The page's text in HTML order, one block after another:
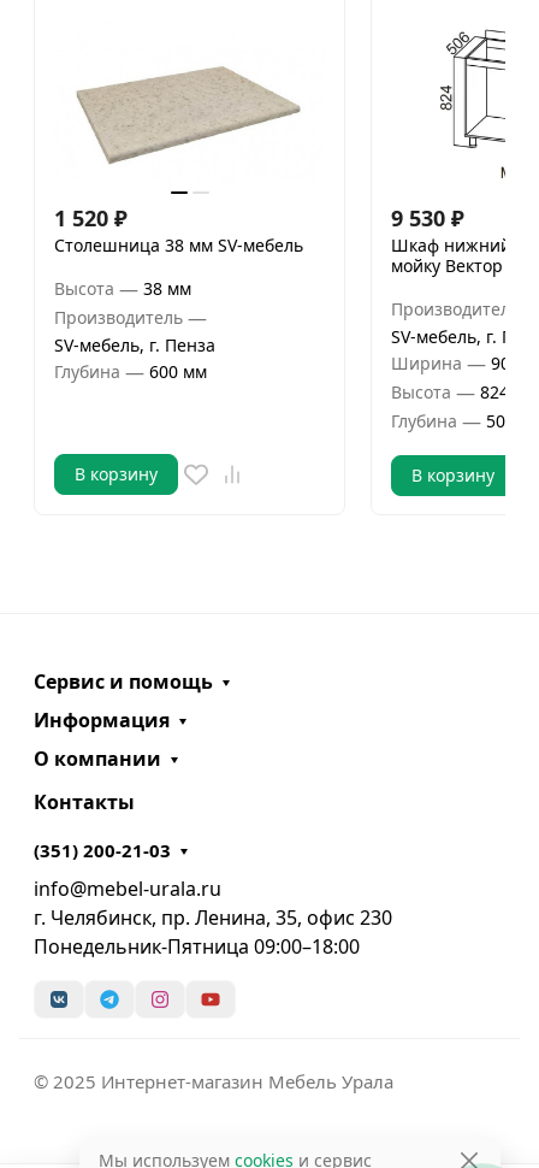
1 520 ₽
Столешница 38 мм SV-мебель
Высота — 38 мм
Производитель —
SV-мебель, г. Пенза
Глубина — 600 мм
В корзину
9 530 ₽
Шкаф нижний
мойку Вектор СВ
Производитель
SV-мебель, г.
Ширина — 900
Высота — 824 мм
Глубина — 506
В корзину
Сервис и помощь
Информация
О компании
Контакты
(351) 200-21-03
info@mebel-urala.ru
г. Челябинск, пр. Ленина, 35, офис 230
Понедельник-Пятница 09:00–18:00
© 2025 Интернет-магазин Мебель Урала
Мы используем cookies и сервис